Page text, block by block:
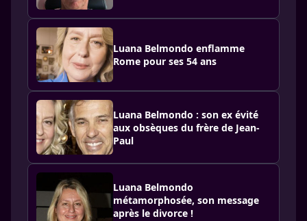
Luana Belmondo enflamme
Rome pour ses 54 ans
Luana Belmondo : son ex évité
aux obsèques du frère de Jean-
Paul
Luana Belmondo
métamorphosée, son message
après le divorce !